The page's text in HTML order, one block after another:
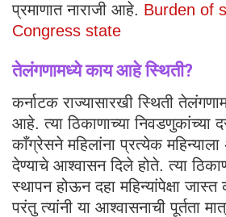
प्रमाणात नाराजी आहे. Burden of
Congress state
तेलंगणामध्ये काय आहे स्थिती?
कर्नाटक राज्यासारखी स्थिती
आहे. त्या ठिकाणाच्या निवडणुकांच्या
काँग्रेसने महिलांना प्रत्येक
देण्याचे आश्वासन दिले होते. त्या
स्थापन होऊन दहा महिन्यांपेक्षा
परंतु त्यांनी या आश्वासनाची पूर्तता